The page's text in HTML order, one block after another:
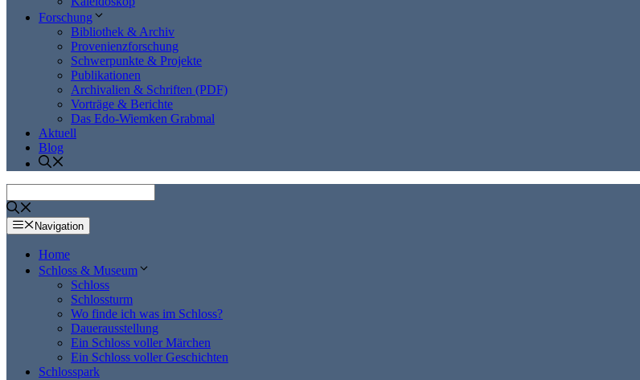
Forschung
Bibliothek & Archiv
Provenienzforschung
Schwerpunkte & Projekte
Publikationen
Archivalien & Schriften (PDF)
Vorträge & Berichte
Das Edo-Wiemken Grabmal
Aktuell
Blog
Navigation
Home
Schloss & Museum
Schloss
Schlossturm
Wo finde ich was im Schloss?
Dauerausstellung
Ein Schloss voller Märchen
Ein Schloss voller Geschichten
Schlosspark